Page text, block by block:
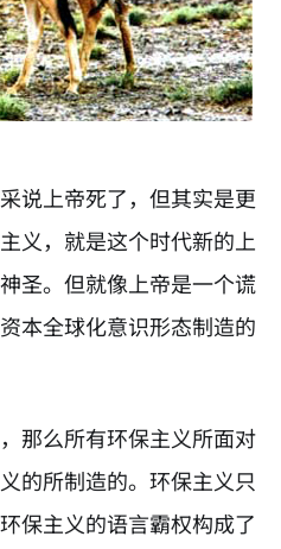
说上帝死了，但其实是更
义，就是这个时代新的上
圣。但就像上帝是一个谎
本全球化意识形态制造的
那么所有环保主义所面对
的所制造的。环保主义只
保主义的语言霸权构成了